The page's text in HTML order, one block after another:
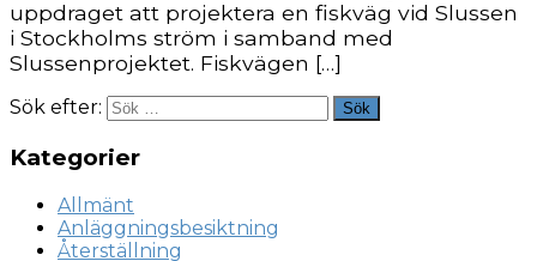
uppdraget att projektera en fiskväg vid Slussen
i Stockholms ström i samband med
Slussenprojektet. Fiskvägen […]
Sök efter: Sök
Kategorier
Allmänt
Anläggningsbesiktning
Återställning